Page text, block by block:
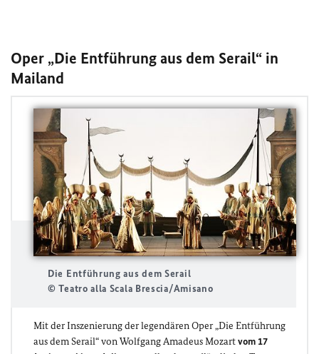
Oper „Die Entführung aus dem Serail“ in
Mailand
Die Entführung aus dem Serail
© Teatro alla Scala Brescia/Amisano
Mit der Inszenierung der legendären Oper „Die Entführung
aus dem Serail“ von Wolfgang Amadeus Mozartvom 17